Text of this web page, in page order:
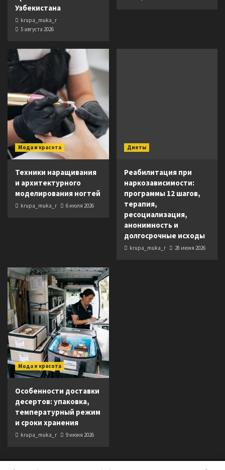
Узбекистана
krupa_muka_r
5 августа 2026
Мода и красота
Техники наращивания
и архитектурного
моделирования ногтей
krupa_muka_r 6 июля 2026
Диеты
Реабилитация при
наркозависимости:
программы 12 шагов,
терапия,
ресоциализация,
анонимность и
долгосрочные исходы
krupa_muka_r 28 июня 2026
Мода и красота
Особенности доставки
десертов: упаковка,
температурный режим
и сроки хранения
krupa_muka_r 9 июня 2026